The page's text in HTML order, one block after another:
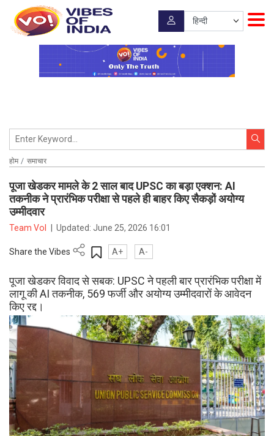
होम समाचार
पूजा खेडकर मामले के 2 साल बाद UPSC का बड़ा एक्शन: AI
तकनीक ने प्रारंभिक परीक्षा से पहले ही बाहर किए सैकड़ों अयोग्य
उम्मीदवार
Team VoI Updated:June 25, 2026 16:01
Share the Vibes A+ A-
पूजा खेडकर विवाद से सबक: UPSC ने पहली बार प्रारंभिक परीक्षा में
लागू की AI तकनीक, 569 फर्जी और अयोग्य उम्मीदवारों के आवेदन
किए रद्द।